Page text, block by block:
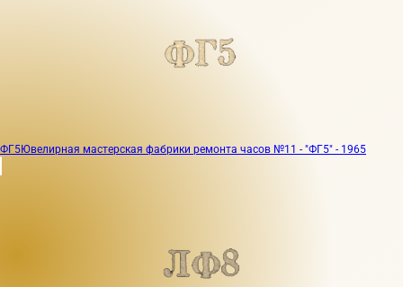
ФГ5Ювелирная мастерская фабрики ремонта часов №11 - "ФГ5" - 1965